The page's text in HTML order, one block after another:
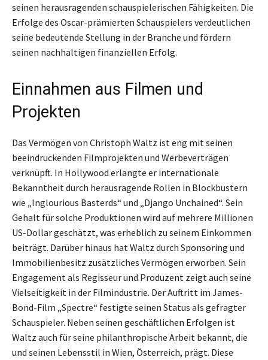
seinen herausragenden schauspielerischen Fähigkeiten. Die
Erfolge des Oscar-prämierten Schauspielers verdeutlichen
seine bedeutende Stellung in der Branche und fördern
seinen nachhaltigen finanziellen Erfolg.
Einnahmen aus Filmen und
Projekten
Das Vermögen von Christoph Waltz ist eng mit seinen
beeindruckenden Filmprojekten und Werbeverträgen
verknüpft. In Hollywood erlangte er internationale
Bekanntheit durch herausragende Rollen in Blockbustern
wie „Inglourious Basterds“ und „Django Unchained“. Sein
Gehalt für solche Produktionen wird auf mehrere Millionen
US-Dollar geschätzt, was erheblich zu seinem Einkommen
beiträgt. Darüber hinaus hat Waltz durch Sponsoring und
Immobilienbesitz zusätzliches Vermögen erworben. Sein
Engagement als Regisseur und Produzent zeigt auch seine
Vielseitigkeit in der Filmindustrie. Der Auftritt im James-
Bond-Film „Spectre“ festigte seinen Status als gefragter
Schauspieler. Neben seinen geschäftlichen Erfolgen ist
Waltz auch für seine philanthropische Arbeit bekannt, die
und seinen Lebensstil in Wien, Österreich, prägt. Diese